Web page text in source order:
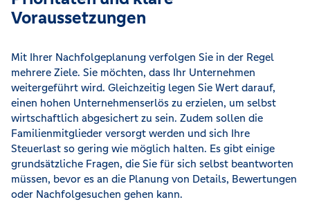
Voraussetzungen
Mit Ihrer Nachfolgeplanung verfolgen Sie in der Regel
mehrere Ziele. Sie möchten, dass Ihr Unternehmen
weitergeführt wird. Gleichzeitig legen Sie Wert darauf,
einen hohen Unternehmenserlös zu erzielen, um selbst
wirtschaftlich abgesichert zu sein. Zudem sollen die
Familienmitglieder versorgt werden und sich Ihre
Steuerlast so gering wie möglich halten. Es gibt einige
grundsätzliche Fragen, die Sie für sich selbst beantworten
müssen, bevor es an die Planung von Details, Bewertungen
oder Nachfolgesuchen gehen kann.